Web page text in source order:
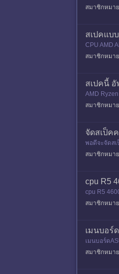
400 (อัพเพิ่ม
สมาชิกหมา
สเปคแบ
CPU AMD
VP600P
สมาชิกหมา
สเปคนี้ อั
AMD
roCool
สมาชิกหมา
จัดสเป็ค
พอดีจะจัดสเ
eries อ่ะครับ
สมาชิกหมา
cpu R5
cpu R5
สมาชิกหมา
เมนบอร์
เมนบอร์ด
สมาชิกหมา